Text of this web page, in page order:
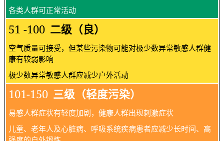
各类人群可正常活动
51 -100 二级（良）
空气质量可接受，但某些污染物可能对极少数异常敏感人群健
康有较弱影响
极少数异常敏感人群应减少户外活动
101-150 三级（轻度污染）
易感人群症状有轻度加剧，健康人群出现刺激症状
儿童、老年人及心脏病、呼吸系统疾病患者应减少长时间、高